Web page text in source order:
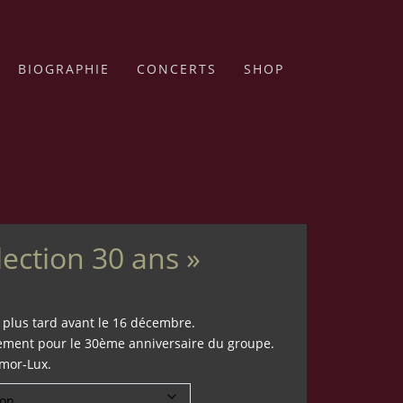
BIOGRAPHIE CONCERTS SHOP
30 ans »
tard avant le 16 décembre.
pour le 30ème anniversaire du groupe.
Lux.